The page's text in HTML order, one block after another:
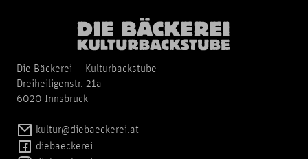
Die Bäckerei — Kulturbackstube
Dreiheiligenstr. 21a
6020 Innsbruck
kultur@diebaeckerei.at
diebaeckerei